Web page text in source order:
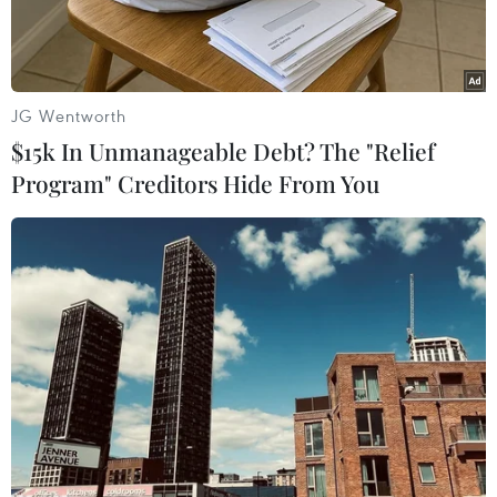
Lễ Xên đông được bắt đầu bằng nghi thức cúng rừng, được tổ
chức dưới gốc một cây đa cổ thụ hàng trăm năm tuổi. (Nguồn:
Vietnam+)
Lễ Xên đông (trong tiếng Thái "xên” có nghĩa là
cúng, "đông” có nghĩa là rừng, "xên đông” tức là
JG Wentworth
$15k In Unmanageable Debt? The "Relief
Program" Creditors Hide From You